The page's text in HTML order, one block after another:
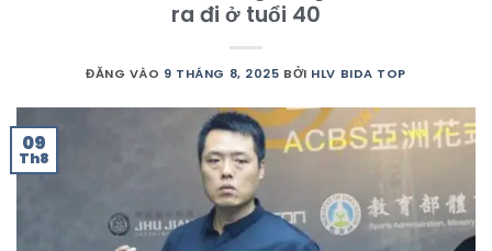
ra đi ở tuổi 40
ĐĂNG VÀO 9 THÁNG 8, 2025 BỞI HLV BIDA TOP
09
Th8